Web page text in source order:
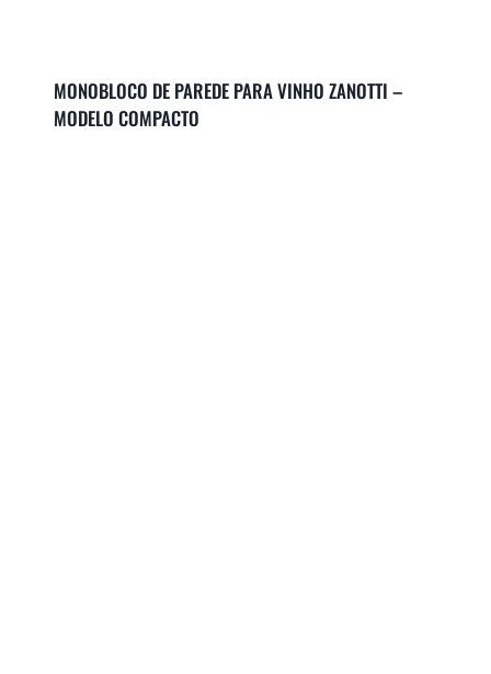
MONOBLOCO DE PAREDE PARA VINHO ZANOTTI –
MODELO COMPACTO